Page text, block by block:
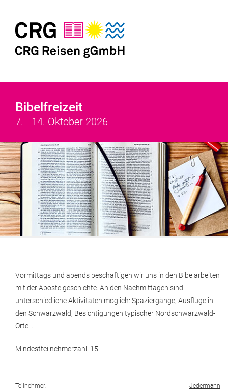
Bibelfreizeit
7. - 14. Oktober 2026
Vormittags und abends beschäftigen wir uns in den Bibelarbeiten
mit der Apostelgeschichte. An den Nachmittagen sind
unterschiedliche Aktivitäten möglich: Spaziergänge, Ausflüge in
den Schwarzwald, Besichtigungen typischer Nordschwarzwald-
Orte …
Mindestteilnehmerzahl: 15
Teilnehmer: Jedermann